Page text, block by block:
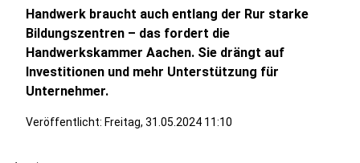
Handwerk braucht auch entlang der Rur starke
Bildungszentren – das fordert die
Handwerkskammer Aachen. Sie drängt auf
Investitionen und mehr Unterstützung für
Unternehmer.
Veröffentlicht: Freitag, 31.05.2024 11:10